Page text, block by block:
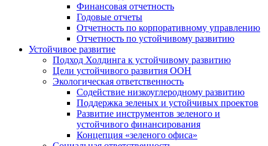
Финансовая отчетность
Годовые отчеты
Отчетность по корпоративному управлению
Отчетность по устойчивому развитию
Устойчивое развитие
Подход Холдинга к устойчивому развитию
Цели устойчивого развития ООН
Экологическая ответственность
Содействие низкоуглеродному развитию
Поддержка зеленых и устойчивых проектов
Развитие инструментов зеленого и
устойчивого финансирования
Концепция «зеленого офиса»